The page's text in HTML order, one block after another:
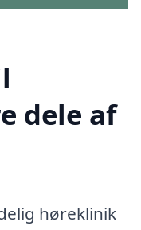
dele af
høreklinik